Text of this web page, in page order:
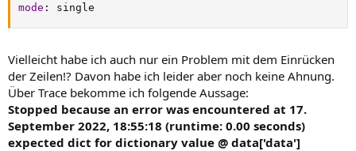
mode : single
Vielleicht habe ich auch nur ein Problem mit dem Einrücken
der Zeilen!? Davon habe ich leider aber noch keine Ahnung.
Über Trace bekomme ich folgende Aussage:
Stopped because an error was encountered at 17.
September 2022, 18:55:18 (runtime: 0.00 seconds)
expected dict for dictionary value @ data['data']